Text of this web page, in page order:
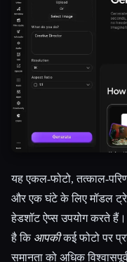
यह एकल-फोटो, तत्काल-
और एक घंटे के लिए मॉडल
हेडशॉट ऐप्स उपयोग करते
है कि आपकीकई फोटो पर
समानता को अधिक